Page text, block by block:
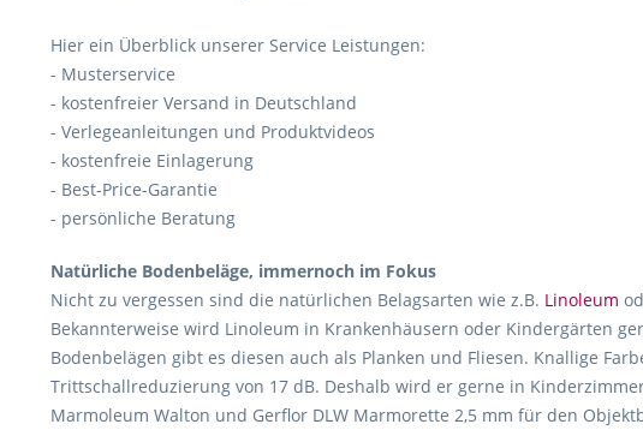
Hier ein Überblick unserer Service Leistungen:
- Musterservice
- kostenfreier Versand in Deutschland
- Verlegeanleitungen und Produktvideos
- kostenfreie Einlagerung
- Best-Price-Garantie
- persönliche Beratung
Natürliche Bodenbeläge, immernoch im Fokus
Nicht zu vergessen sind die natürlichen Belagsarten wie z.B. Linoleum
Bekannterweise wird Linoleum in Krankenhäusern oder Kindergärten
Bodenbelägen gibt es diesen auch als Planken und Fliesen. Knallige
Trittschallreduzierung von 17 dB. Deshalb wird er gerne in
Marmoleum Walton und Gerflor DLW Marmorette 2,5 mm für den